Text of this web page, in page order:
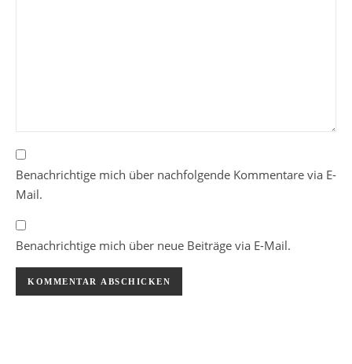
Benachrichtige mich über nachfolgende Kommentare via E-
Mail.
Benachrichtige mich über neue Beiträge via E-Mail.